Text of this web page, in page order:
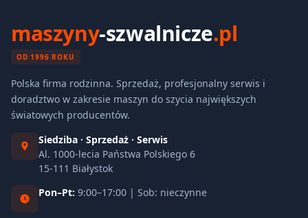
maszyny-szwalnicze.pl
OD 1996 ROKU
Polska firma rodzinna. Sprzedaż, profesjonalny serwis i
doradztwo w zakresie maszyn do szycia największych
światowych producentów.
Siedziba · Sprzedaż · Serwis
Al. 1000-lecia Państwa Polskiego 6
15-111 Białystok
Pon–Pt: 9:00–17:00 | Sob: nieczynne